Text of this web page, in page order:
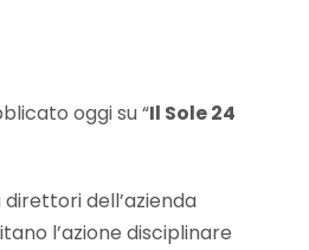
oggi su “Il Sole 24
direttori dell’azienda
l’azione disciplinare